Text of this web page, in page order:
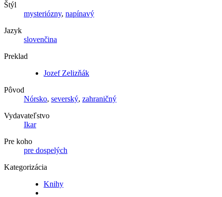
Štýl
mysteriózny, napínavý
Jazyk
slovenčina
Preklad
Jozef Zelizňák
Pôvod
Nórsko, severský, zahraničný
Vydavateľstvo
Ikar
Pre koho
pre dospelých
Kategorizácia
Knihy